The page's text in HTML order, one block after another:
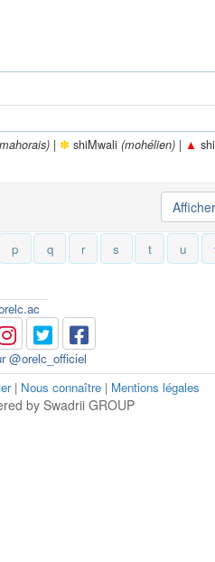
| ✽ shiMwali (mohélien) | ▲
p q r s t u
@orelc_officiel
| Nous connaître | Mentions légales
by Swadrii GROUP